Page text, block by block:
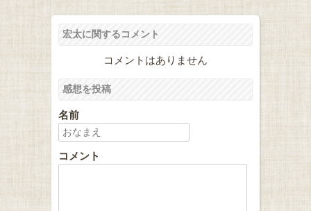
宏太に関するコメント
コメントはありません
感想を投稿
名前
コメント